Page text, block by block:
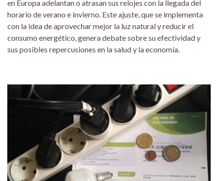
en Europa adelantan o atrasan sus relojes con la llegada del
horario de verano e invierno. Este ajuste, que se implementa
con la idea de aprovechar mejor la luz natural y reducir el
consumo energético, genera debate sobre su efectividad y
sus posibles repercusiones en la salud y la economía.